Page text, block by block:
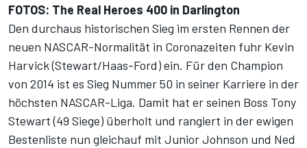
FOTOS: The Real Heroes 400 in Darlington
Den durchaus historischen Sieg im ersten Rennen der
neuen NASCAR-Normalität in Coronazeiten fuhr Kevin
Harvick (Stewart/Haas-Ford) ein. Für den Champion
von 2014 ist es Sieg Nummer 50 in seiner Karriere in der
höchsten NASCAR-Liga. Damit hat er seinen Boss Tony
Stewart (49 Siege) überholt und rangiert in der ewigen
Bestenliste nun gleichauf mit Junior Johnson und Ned